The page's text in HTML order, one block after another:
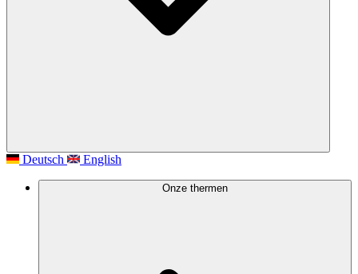
Deutsch English
Onze thermen